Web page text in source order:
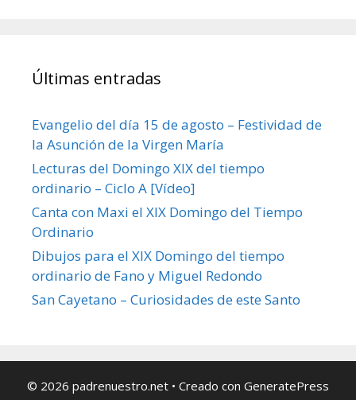
Últimas entradas
Evangelio del día 15 de agosto – Festividad de
la Asunción de la Virgen María
Lecturas del Domingo XIX del tiempo
ordinario – Ciclo A [Vídeo]
Canta con Maxi el XIX Domingo del Tiempo
Ordinario
Dibujos para el XIX Domingo del tiempo
ordinario de Fano y Miguel Redondo
San Cayetano – Curiosidades de este Santo
© 2026 padrenuestro.net • Creado con GeneratePress